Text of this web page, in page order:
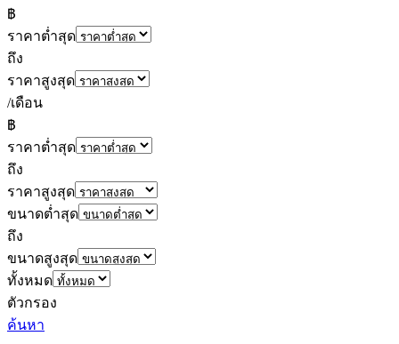
฿
ราคาต่ำสุด
ถึง
ราคาสูงสุด
/เดือน
฿
ราคาต่ำสุด
ถึง
ราคาสูงสุด
ขนาดต่ำสุด
ถึง
ขนาดสูงสุด
ทั้งหมด
ตัวกรอง
ค้นหา